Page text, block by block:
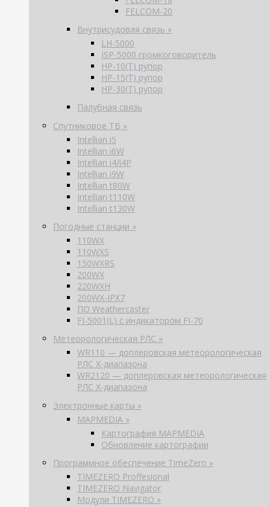
FELCOM-20
Внутрисудовая связь »
LH-5000
ISP-5000 громкоговоритель
HP-10(T) рупор
HP-15(T) рупор
HP-30(T) рупор
Палубная связь
Спутниковое ТВ »
Intellian i5
Intellian i6W
Intellian i4/i4P
Intellian i9W
Intellian t80W
Intellian t110W
Intellian t130W
Погодные станции »
110WX
110WXS
150WXRS
200WX
220WXH
200WX-IPX7
ПО Weathercaster
FI-5001(L) с индикатором FI-70
Метеорологическая РЛС »
WR110 — доплеровская метеорологическая
РЛС X-диапазона
WR2120 — доплеровская метеорологическая
РЛС X-диапазона
Электронные карты »
MAPMEDIA »
Картография MAPMEDIA
Обновление картографии
Программное обеспечение TimeZero »
TIMEZERO Proffesional
TIMEZERO Navigator
Модули TIMEZERO »